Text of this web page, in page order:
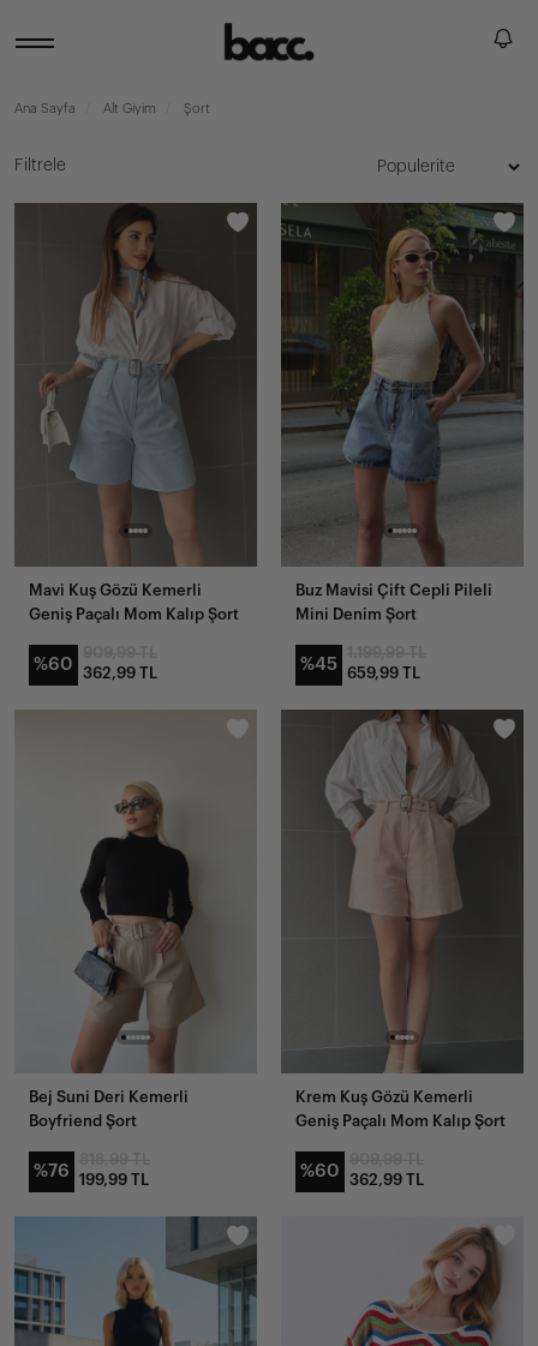
Ana Sayfa Alt Giyim Şort
Filtrele
Mavi Kuş Gözü Kemerli
Geniş Paçalı Mom Kalıp Şort
%60
362,99 TL
Buz Mavisi Çift Cepli Pileli
Mini Denim Şort
%45
659,99 TL
Bej Suni Deri Kemerli
Boyfriend Şort
%76
199,99 TL
Krem Kuş Gözü Kemerli
Geniş Paçalı Mom Kalıp Şort
%60
362,99 TL